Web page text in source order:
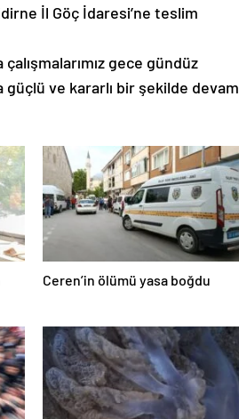
İl Göç İdaresi’ne teslim
gece gündüz
güçlü ve kararlı bir şekilde devam
Ceren’in ölümü yasa boğdu